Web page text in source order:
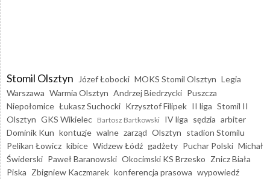
Stomil Olsztyn Józef Łobocki MOKS Stomil Olsztyn Legia
Warszawa Warmia Olsztyn Andrzej Biedrzycki Puszcza
Niepołomice Łukasz Suchocki Krzysztof Filipek II liga Stomil II
Olsztyn GKS Wikielec Bartosz Bartkowski IV liga sędzia arbiter
Dominik Kun kontuzje walne zarząd Olsztyn stadion Stomilu
Pelikan Łowicz kibice Widzew Łódź gadżety Puchar Polski Michał
Świderski Paweł Baranowski Okocimski KS Brzesko Znicz Biała
Piska Zbigniew Kaczmarek konferencja prasowa wypowiedź